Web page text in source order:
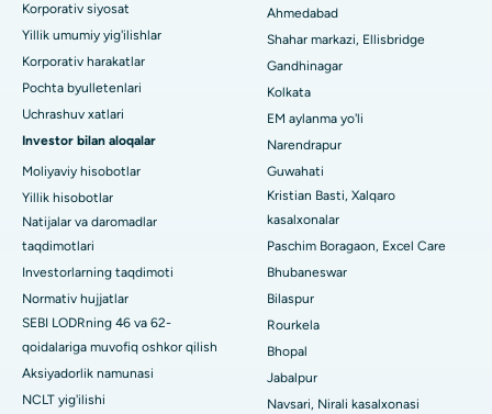
Managari, Karaikudi shahridagi eng yaxshi shifoxona
Arepally, Warangaldagi eng yaxshi shifoxona
Arera koloniyasidagi eng yaxshi kasalxona, Bhopal
Jayanagar, Bangalordagi eng yaxshi kasalxona
KK Nagar, Madurai shahridagi eng yaxshi shifoxona
Ramji Nagardagi eng yaxshi kasalxona, Nellore
19-sektordagi eng yaxshi shifoxona, Rourkela
Swargate, Pune shahridagi eng yaxshi shifoxona
Janubiy Dehlidagi eng yaxshi ayollar saraton kasalxonasi
Korporativ siyosat
Yillik umumiy yig'ilishlar
Korporativ harakatlar
Pochta byulletenlari
Uchrashuv xatlari
Investor bilan aloqalar
Moliyaviy hisobotlar
Yillik hisobotlar
Natijalar va daromadlar
taqdimotlari
Investorlarning taqdimoti
Normativ hujjatlar
SEBI LODRning 46 va 62-
qoidalariga muvofiq oshkor qilish
Aksiyadorlik namunasi
NCLT yig'ilishi
Ahmedabad
Shahar markazi, Ellisbridge
Gandhinagar
Kolkata
EM aylanma yo'li
Narendrapur
Guwahati
Kristian Basti, Xalqaro
kasalxonalar
Paschim Boragaon, Excel Care
Bhubaneswar
Bilaspur
Rourkela
Bhopal
Jabalpur
Navsari, Nirali kasalxonasi